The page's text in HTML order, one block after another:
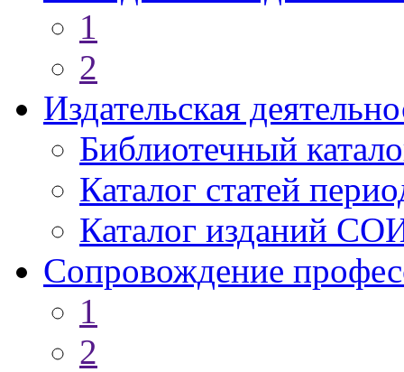
1
2
Издательская
Библиотечный
Каталог статей
Каталог изданий
Сопровождение
1
2